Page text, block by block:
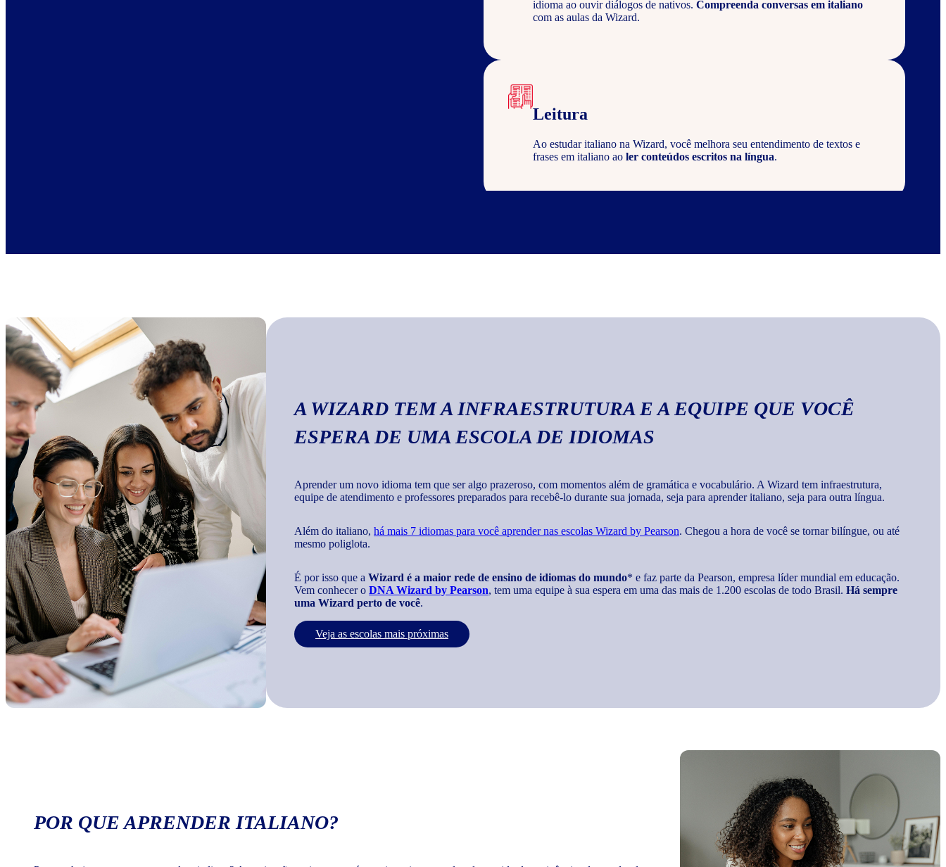
idioma ao ouvir diálogos de nativos. Compreenda conversas em italiano
com as aulas da Wizard.
Leitura
Ao estudar italiano na Wizard, você melhora seu entendimento de textos e
frases em italiano ao ler conteúdos escritos na língua.
Escrita
A WIZARD TEM A INFRAESTRUTURA E A EQUIPE QUE VOCÊ
ESPERA DE UMA ESCOLA DE IDIOMAS
Aprender um novo idioma tem que ser algo prazeroso, com momentos além de gramática e vocabulário. A Wizard tem infraestrutura,
equipe de atendimento e professores preparados para recebê-lo durante sua jornada, seja para aprender italiano, seja para outra língua.
Além do italiano, há mais 7 idiomas para você aprender nas escolas Wizard by Pearson. Chegou a hora de você se tornar bilíngue, ou até
mesmo poliglota.
É por isso que a Wizard é a maior rede de ensino de idiomas do mundo* e faz parte da Pearson, empresa líder mundial em educação.
Vem conhecer o DNA Wizard by Pearson, tem uma equipe à sua espera em uma das mais de 1.200 escolas de todo Brasil. Há sempre
uma Wizard perto de você.
Veja as escolas mais próximas
POR QUE APRENDER ITALIANO?